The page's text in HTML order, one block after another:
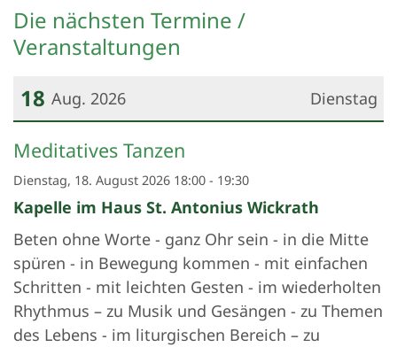
Die nächsten Termine /
Veranstaltungen
Dienstag
18 Aug. 2026
Datum: 18. August 2026
Meditatives Tanzen
Dienstag, 18. August 2026 18:00 - 19:30
Kapelle im Haus St. Antonius Wickrath
Beten ohne Worte - ganz Ohr sein - in die Mitte
spüren - in Bewegung kommen - mit einfachen
Schritten - mit leichten Gesten - im wiederholten
Rhythmus – zu Musik und Gesängen - zu Themen
des Lebens - im liturgischen Bereich – zu